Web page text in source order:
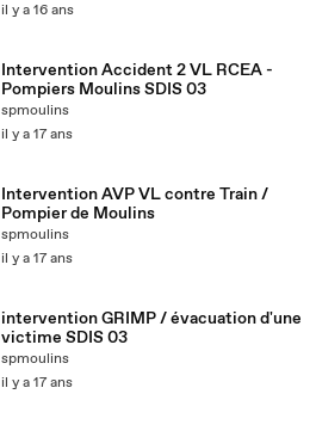
il y a 16 ans
Intervention Accident 2 VL RCEA -
Pompiers Moulins SDIS 03
spmoulins
il y a 17 ans
Intervention AVP VL contre Train /
Pompier de Moulins
spmoulins
il y a 17 ans
intervention GRIMP / évacuation d'une
victime SDIS 03
spmoulins
il y a 17 ans